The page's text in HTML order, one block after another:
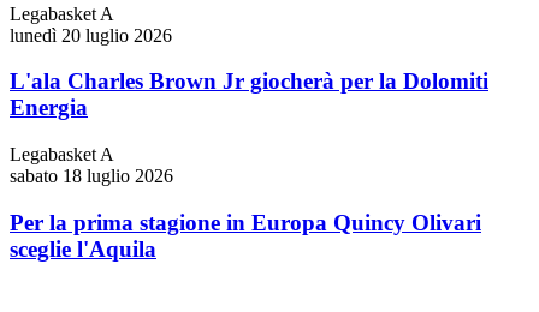
Legabasket A
lunedì 20 luglio 2026
L'ala Charles Brown Jr giocherà per la Dolomiti
Energia
Legabasket A
sabato 18 luglio 2026
Per la prima stagione in Europa Quincy Olivari
sceglie l'Aquila